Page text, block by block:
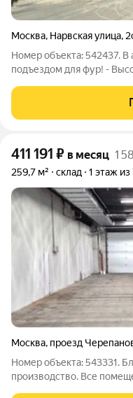
Москва, Нарвская улица,
Номер объекта: 542437. В
подъездом для фур! -
арендатора - Пандус для
Предельная нагрузка
411 191 ₽ в месяц 1
259,7 м² склад 1 этаж из
Москва, проезд
Номер объекта: 543331.
производство. Все